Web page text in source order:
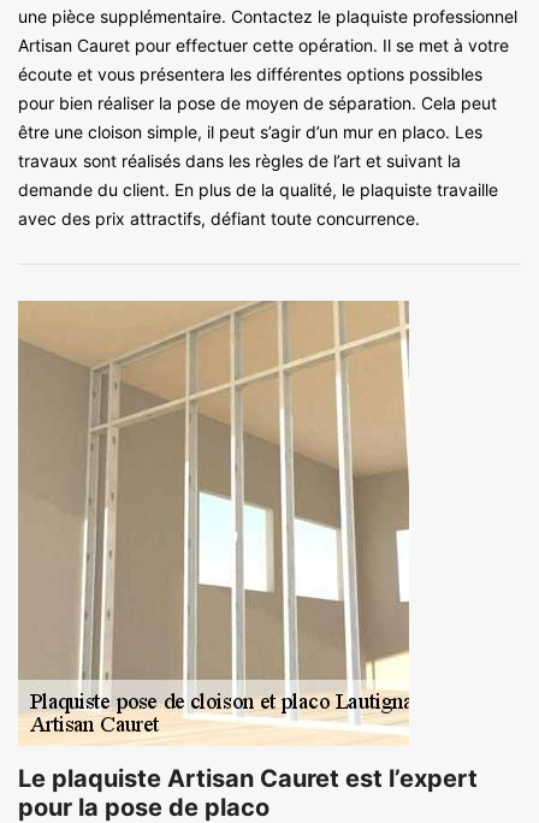
une pièce supplémentaire. Contactez le plaquiste professionnel
Artisan Cauret pour effectuer cette opération. Il se met à votre
écoute et vous présentera les différentes options possibles
pour bien réaliser la pose de moyen de séparation. Cela peut
être une cloison simple, il peut s’agir d’un mur en placo. Les
travaux sont réalisés dans les règles de l’art et suivant la
demande du client. En plus de la qualité, le plaquiste travaille
avec des prix attractifs, défiant toute concurrence.
Le plaquiste Artisan Cauret est l’expert
pour la pose de placo